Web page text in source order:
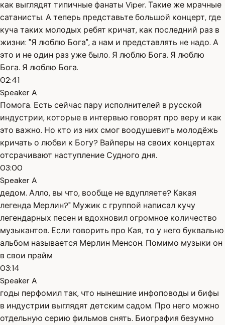
как выглядят типичные фанаты Viper. Такие же мрачные
сатанисты. А теперь представьте большой концерт, где
куча таких молодых ребят кричат, как последний раз в
жизни: "Я люблю Бога", а нам и представлять не надо. А
это и не один раз уже было. Я люблю Бога. Я люблю
Бога. Я люблю Бога.
02:41
Speaker A
Помога. Есть сейчас пару исполнителей в русской
индустрии, которые в интервью говорят про веру и как
это важно. Но кто из них смог воодушевить молодёжь
кричать о любви к Богу? Вайперы на своих концертах
отсрачивают наступление Судного дня.
03:00
Speaker A
дедом. Алло, вы что, вообще не вдупляете? Какая
легенда Мерлин?" Мужик с группой написал кучу
легендарных песен и вдохновил огромное количество
музыкантов. Если говорить про Кая, то у него буквально
альбом называется Мерлин Менсон. Помимо музыки он
в свои прайм
03:14
Speaker A
годы перфомил так, что нынешние инфоповоды и бифы
в индустрии выглядят детским садом. Про него можно
отдельную серию фильмов снять. Биография безумно